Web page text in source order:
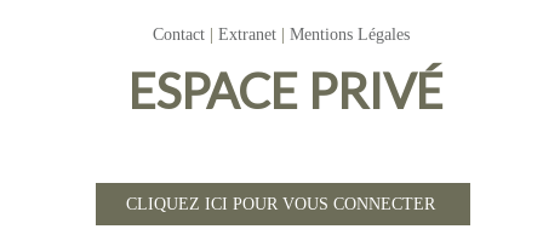
Contact Extranet Mentions Légales
ESPACE PRIVÉ
CLIQUEZ ICI POUR VOUS CONNECTER